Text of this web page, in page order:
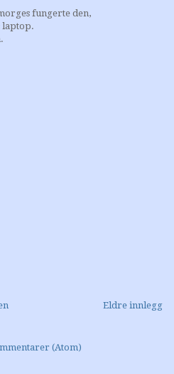
fungerte den,
laptop.
Eldre innlegg
(Atom)